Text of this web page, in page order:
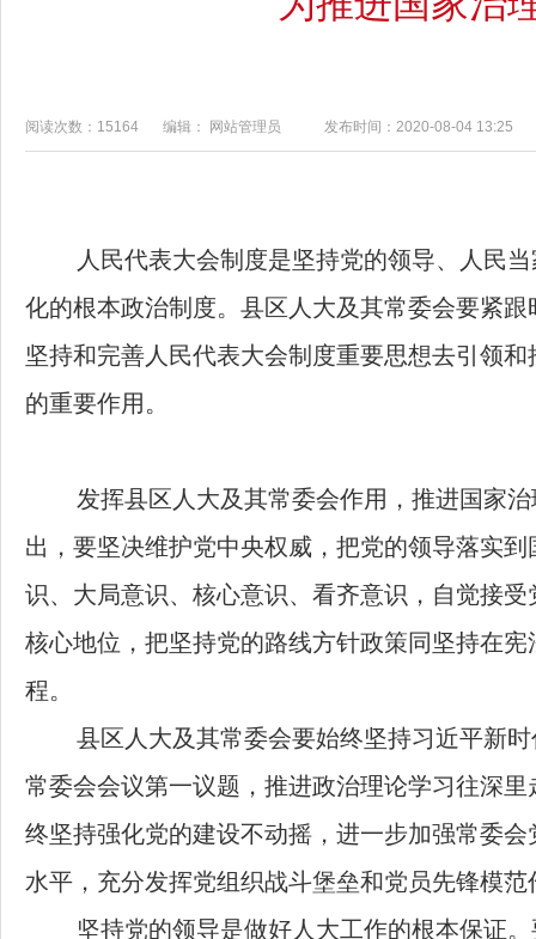
阅读次数：15164 编辑： 网站管理员 发布时间：2020-08-04 13:25
人民代表大会制度是坚持党的领导、人民
化的根本政治制度。县区人大及其常委会要紧
坚持和完善人民代表大会制度重要思想去引领
的重要作用。
发挥县区人大及其常委会作用，推进国家
出，要坚决维护党中央权威，把党的领导落实
识、大局意识、核心意识、看齐意识，自觉接
核心地位，把坚持党的路线方针政策同坚持在
程。
县区人大及其常委会要始终坚持习近平新
常委会会议第一议题，推进政治理论学习往深
终坚持强化党的建设不动摇，进一步加强常委
水平，充分发挥党组织战斗堡垒和党员先锋模
坚持党的领导是做好人大工作的根本保证